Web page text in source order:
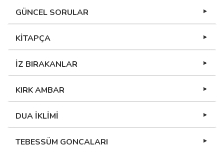
GÜNCEL SORULAR
KİTAPÇA
İZ BIRAKANLAR
KIRK AMBAR
DUA İKLİMİ
TEBESSÜM GONCALARI